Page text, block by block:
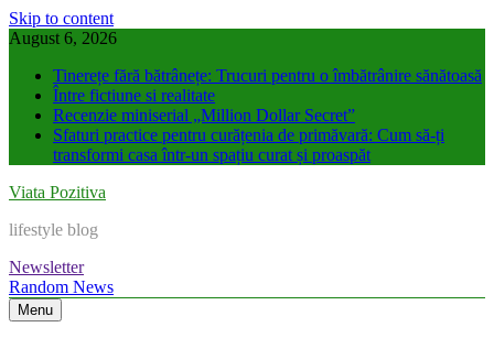
Skip to content
August 6, 2026
Tinerețe fără bătrânețe: Trucuri pentru o îmbătrânire sănătoasă
Între fictiune si realitate
Recenzie miniserial „Million Dollar Secret”
Sfaturi practice pentru curățenia de primăvară: Cum să-ți
transformi casa într-un spațiu curat și proaspăt
Viata Pozitiva
lifestyle blog
Newsletter
Random News
Menu